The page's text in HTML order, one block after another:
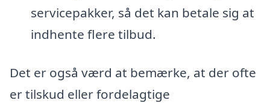
servicepakker, så det kan betale sig at
indhente flere tilbud.
Det er også værd at bemærke, at der ofte
er tilskud eller fordelagtige